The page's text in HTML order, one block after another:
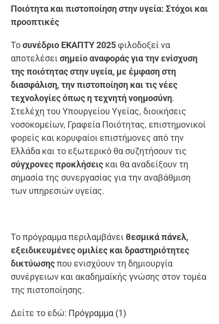
Ποιότητα και πιστοποίηση στην υγεία: Στόχοι και
προοπτικές
Τοσυνέδριο ΕΚΑΠΤΥ 2025φιλοδοξεί να
αποτελέσεισημείο αναφοράς για την ενίσχυση
της ποιότητας στην υγεία, με έμφαση στη
διασφάλιση, την πιστοποίηση και τις νέες
τεχνολογίες όπως η τεχνητή νοημοσύνη.
Στελέχη του Υπουργείου Υγείας, διοικήσεις
νοσοκομείων, Γραφεία Ποιότητας, επιστημονικοί
φορείς και κορυφαίοι επιστήμονες από την
Ελλάδα και το εξωτερικό θα συζητήσουν τις
σύγχρονες προκλήσεις και θα αναδείξουν τη
σημασία της συνεργασίας για την αναβάθμιση
των υπηρεσιών υγείας.
Το πρόγραμμα περιλαμβάνει θεσμικά πάνελ,
εξειδικευμένες ομιλίες και δραστηριότητες
δικτύωσηςπου ενισχύουν τη δημιουργία
συνέργειων και ακαδημαϊκής γνώσης στον τομέα
της πιστοποίησης.
Δείτε το εδώ: Πρόγραμμα (1)